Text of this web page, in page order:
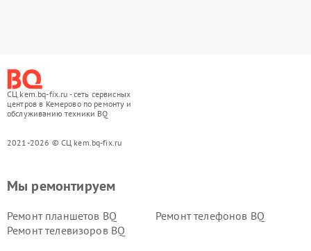
СЦ kem.bq-fix.ru - сеть сервисных
центров в Кемерово по ремонту и
обслуживанию техники BQ
2021-2026 © СЦ kem.bq-fix.ru
Мы ремонтируем
Ремонт планшетов BQ
Ремонт телефонов BQ
Ремонт телевизоров BQ